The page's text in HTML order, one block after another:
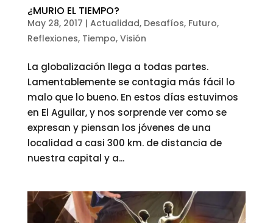
¿MURIO EL TIEMPO?
May 28, 2017 | Actualidad, Desafíos, Futuro,
Reflexiones, Tiempo, Visión
La globalización llega a todas partes.
Lamentablemente se contagia más fácil lo
malo que lo bueno. En estos días estuvimos
en El Aguilar, y nos sorprende ver como se
expresan y piensan los jóvenes de una
localidad a casi 300 km. de distancia de
nuestra capital y a...